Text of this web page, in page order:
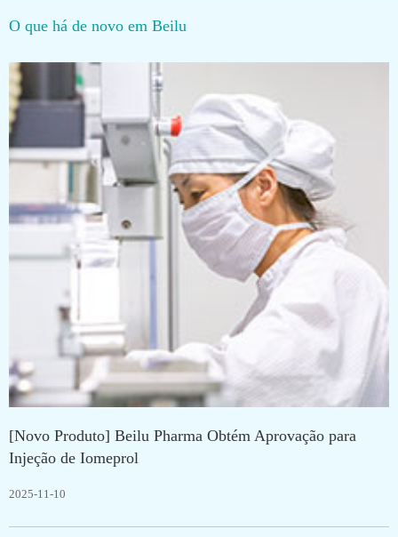
O que há de novo em Beilu
[Novo Produto] Beilu Pharma Obtém Aprovação para
Injeção de Iomeprol
2025-11-10